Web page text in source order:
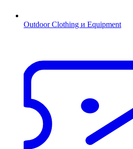
Outdoor Clothing и Equipment